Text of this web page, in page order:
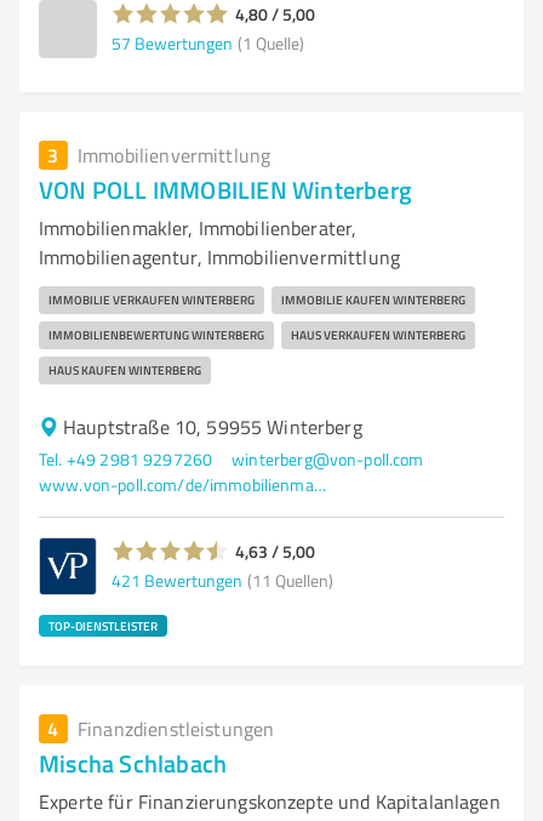
4,80 / 5,00
57 Bewertungen (1 Quelle)
3 Immobilienvermittlung
VON POLL IMMOBILIEN Winterberg
Immobilienmakler, Immobilienberater,
Immobilienagentur, Immobilienvermittlung
IMMOBILIE VERKAUFEN WINTERBERG IMMOBILIE KAUFEN WINTERBERG
IMMOBILIENBEWERTUNG WINTERBERG HAUS VERKAUFEN WINTERBERG
HAUS KAUFEN WINTERBERG
Hauptstraße 10, 59955 Winterberg
Tel. +49 2981 9297260
winterberg@von-poll.com
www.von-poll.com/de/immobilienmakler/winterberg
4,63 / 5,00
421 Bewertungen (11 Quellen)
TOP-DIENSTLEISTER
4 Finanzdienstleistungen
Mischa Schlabach
Experte für Finanzierungskonzepte und Kapitalanlagen